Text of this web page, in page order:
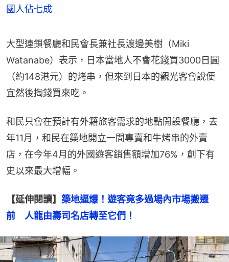
國人佔七成
大型連鎖餐廳和民會長兼社長渡邊美樹（Miki
Watanabe）表示，日本當地人不會花錢買3000日圓
（約148港元）的烤串，但來到日本的觀光客會說便
宜然後掏錢買來吃。
和民只會在預計有外籍旅客需求的地點開設餐廳，去
年11月，和民在築地開立一間專賣和牛烤串的外賣
店，在今年4月的外國遊客銷售額增加76%，創下有
史以來最大增幅。
【延伸閱讀】 築地逼爆！遊客竟多過場內市場搬遷
前　人龍由壽司名店轉至它們！